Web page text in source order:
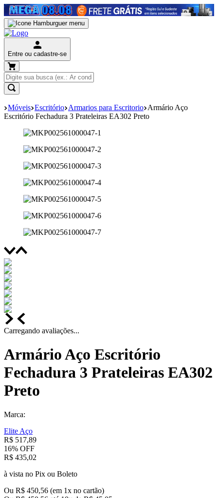
Entre ou cadastre-se
Móveis Escritório Armarios para Escritorio Armário Aço
Escritório Fechadura 3 Prateleiras EA302 Preto
Carregando avaliações...
Armário Aço Escritório
Fechadura 3 Prateleiras EA302
Preto
Marca:
Elite Aço
R$ 517,89
16% OFF
R$ 435,02
à vista no Pix ou Boleto
Ou R$ 450,56 (em 1x no cartão)